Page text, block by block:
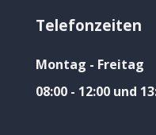
Telefonzeiten
Montag - Freitag
08:00 - 12:00 und